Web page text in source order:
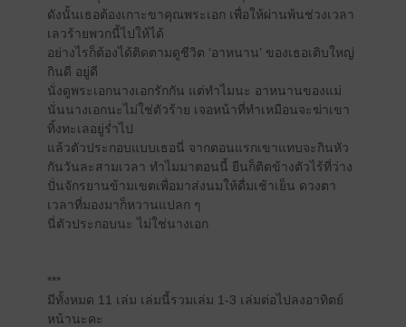
ดังนั้นเธอต้องเกาะขาคุณพระเอก เพื่อให้ผ่านพ้นช่วงเวลา
เลวร้ายพวกนี้ไปให้ได้
อย่างไรก็ต้องได้ติดตามดูชีวิต ‘อาหนาน’ ของเธอเติบใหญ่
กินดี อยู่ดี
นั่งดูพระเอกนางเอกรักกัน แต่ทำไมนะ อาหนานของแม่
นั่นนางเอกนะไม่ใช่ตัวร้าย เจอหน้าที่ทำเหมือนจะฆ่าเขา
ทิ้งทะเลอยู่ร่ำไป
แล้วตัวประกอบแบบเธอนี่ จากตอนแรกเขาแทบจะกินหัว
กันวันละสามเวลา ทำไมมาตอนนี้ ยืนก็ติดข้างตัวไร้ที่ว่าง
ปั่นจักรยานข้ามเขตเพื่อมาส่งนมให้ดื่มเช้าเย็น ดวงตา
เวลาที่มองมาก็หวานแปลก ๆ
นี่ตัวประกอบนะ ไม่ใช่นางเอก
***
มีทั้งหมด 11 เล่ม เล่มนี้รวมเล่ม 1-3 เล่มต่อไปลงอาทิตย์
หน้านะคะ